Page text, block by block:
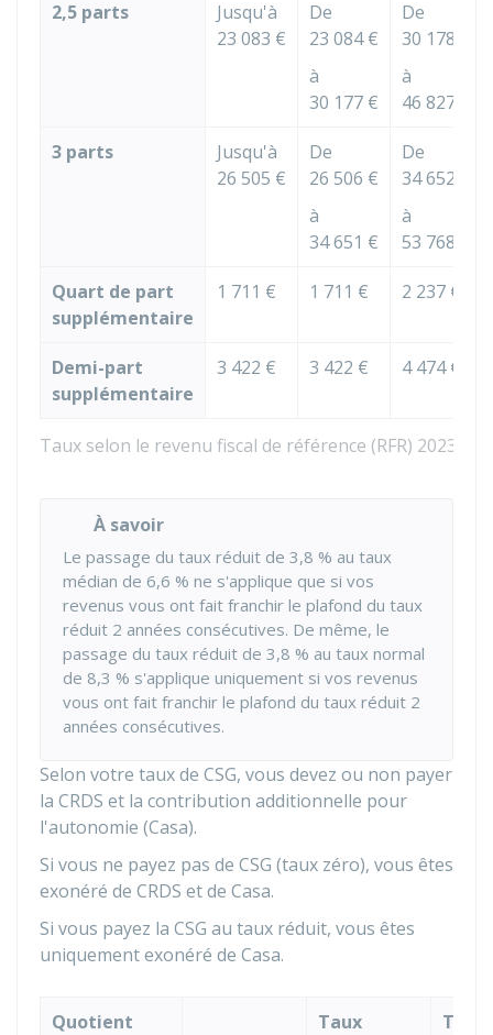
Taux selon le revenu fiscal de référence (RFR) 2023 du
2,5 parts
Jusqu'à
23 083 €
De
23 084 €
à
30 177 €
De
30 178 €
à
46 827 €
3 parts
Jusqu'à
26 505 €
De
26 506 €
à
34 651 €
De
34 652 €
à
53 768 €
Quart de part
supplémentaire
1 711 € 1 711 € 2 237 €
Demi-part
supplémentaire
3 422 € 3 422 € 4 474 €
À savoir
Le passage du taux réduit de 3,8 % au taux
médian de 6,6 % ne s'applique que si vos
revenus vous ont fait franchir le plafond du taux
réduit 2 années consécutives. De même, le
passage du taux réduit de 3,8 % au taux normal
de 8,3 % s'applique uniquement si vos revenus
vous ont fait franchir le plafond du taux réduit 2
années consécutives.
Selon votre taux de CSG, vous devez ou non payer
la CRDS et la contribution additionnelle pour
l'autonomie (Casa).
Si vous ne payez pas de CSG (taux zéro), vous êtes
exonéré de CRDS et de Casa.
Si vous payez la CSG au taux réduit, vous êtes
uniquement exonéré de Casa.
Quotient
Taux
Taux